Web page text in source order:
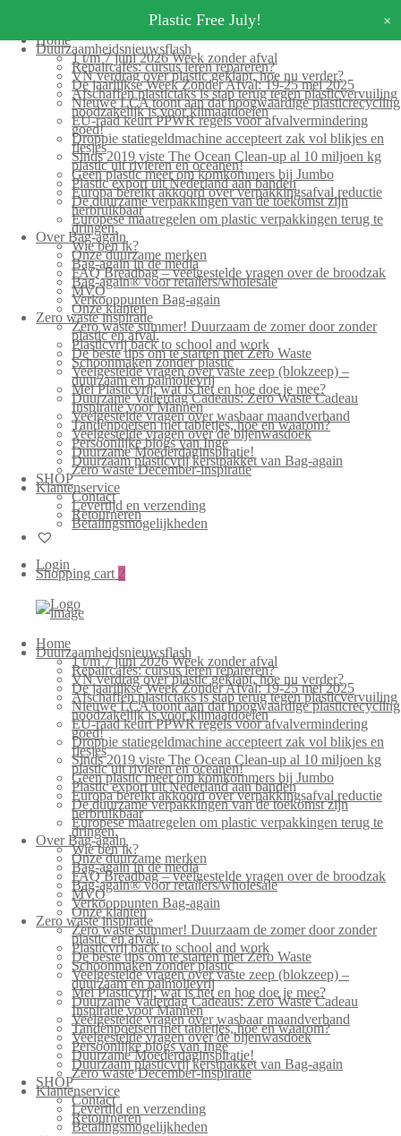
Home
Duurzaamheidsnieuwsflash
1 t/m 7 juni 2026 Week zonder afval
Repaircafés: cursus leren repareren?
VN verdrag over plastic geklapt, hoe nu verder?
De jaarlijkse Week Zonder Afval: 19-25 mei 2025
Afschaffen plastictaks is stap terug tegen plasticvervuiling
Nieuwe LCA toont aan dat hoogwaardige plasticrecycling
noodzakelijk is voor klimaatdoelen
EU-raad keurt PPWR regels voor afvalvermindering
goed!
Droppie statiegeldmachine accepteert zak vol blikjes en
flesjes
Sinds 2019 viste The Ocean Clean-up al 10 miljoen kg
plastic uit rivieren en oceanen!
Geen plastic meer om komkommers bij Jumbo
Plastic export uit Nederland aan banden
Europa bereikt akkoord over verpakkingsafval reductie
De duurzame verpakkingen van de toekomst zijn
herbruikbaar
Europese maatregelen om plastic verpakkingen terug te
dringen.
Over Bag-again
Wie ben ik?
Onze duurzame merken
Bag-again in de media
FAQ Breadbag – veelgestelde vragen over de broodzak
Bag-again® voor retailers/wholesale
MVO
Verkooppunten Bag-again
Onze klanten
Zero waste inspiratie
Zero waste summer! Duurzaam de zomer door zonder
plastic en afval.
Plasticvrij back to school and work
De beste tips om te starten met Zero Waste
Schoonmaken zonder plastic
Veelgestelde vragen over vaste zeep (blokzeep) –
duurzaam en palmolievrij
Mei Plasticvrij: wat is het en hoe doe je mee?
Duurzame Vaderdag Cadeaus: Zero Waste Cadeau
Inspiratie voor Mannen
Veelgestelde vragen over wasbaar maandverband
Tandenpoetsen met tabletjes, hoe en waarom?
Veelgestelde vragen over de bijenwasdoek
Persoonlijke blogs van Inge
Duurzame Moederdaginspiratie!
Duurzaam plasticvrij kerstpakket van Bag-again
Zero waste December-inspiratie
SHOP
Klantenservice
Contact
Levertijd en verzending
Retourneren
Betalingsmogelijkheden
Login
Shopping cart 2
Home
Duurzaamheidsnieuwsflash
1 t/m 7 juni 2026 Week zonder afval
Repaircafés: cursus leren repareren?
VN verdrag over plastic geklapt, hoe nu verder?
De jaarlijkse Week Zonder Afval: 19-25 mei 2025
Afschaffen plastictaks is stap terug tegen plasticvervuiling
Nieuwe LCA toont aan dat hoogwaardige plasticrecycling
noodzakelijk is voor klimaatdoelen
EU-raad keurt PPWR regels voor afvalvermindering
goed!
Droppie statiegeldmachine accepteert zak vol blikjes en
flesjes
Sinds 2019 viste The Ocean Clean-up al 10 miljoen kg
plastic uit rivieren en oceanen!
Geen plastic meer om komkommers bij Jumbo
Plastic export uit Nederland aan banden
Europa bereikt akkoord over verpakkingsafval reductie
De duurzame verpakkingen van de toekomst zijn
herbruikbaar
Europese maatregelen om plastic verpakkingen terug te
dringen.
Over Bag-again
Wie ben ik?
Onze duurzame merken
Bag-again in de media
FAQ Breadbag – veelgestelde vragen over de broodzak
Bag-again® voor retailers/wholesale
MVO
Verkooppunten Bag-again
Onze klanten
Zero waste inspiratie
Zero waste summer! Duurzaam de zomer door zonder
plastic en afval.
Plasticvrij back to school and work
De beste tips om te starten met Zero Waste
Schoonmaken zonder plastic
Veelgestelde vragen over vaste zeep (blokzeep) –
duurzaam en palmolievrij
Mei Plasticvrij: wat is het en hoe doe je mee?
Duurzame Vaderdag Cadeaus: Zero Waste Cadeau
Inspiratie voor Mannen
Veelgestelde vragen over wasbaar maandverband
Tandenpoetsen met tabletjes, hoe en waarom?
Veelgestelde vragen over de bijenwasdoek
Persoonlijke blogs van Inge
Duurzame Moederdaginspiratie!
Duurzaam plasticvrij kerstpakket van Bag-again
Zero waste December-inspiratie
SHOP
Klantenservice
Contact
Levertijd en verzending
Retourneren
Betalingsmogelijkheden
Plastic Free July! +